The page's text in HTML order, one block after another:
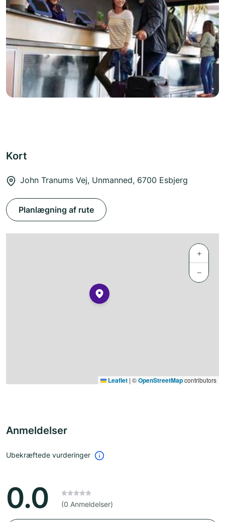
Kort
John Tranums Vej, Unmanned, 6700 Esbjerg
Planlægning af rute
+
−
Leaflet | ©OpenStreetMapcontributors
Anmeldelser
Ubekræftede vurderinger
0.0 (0 Anmeldelser)